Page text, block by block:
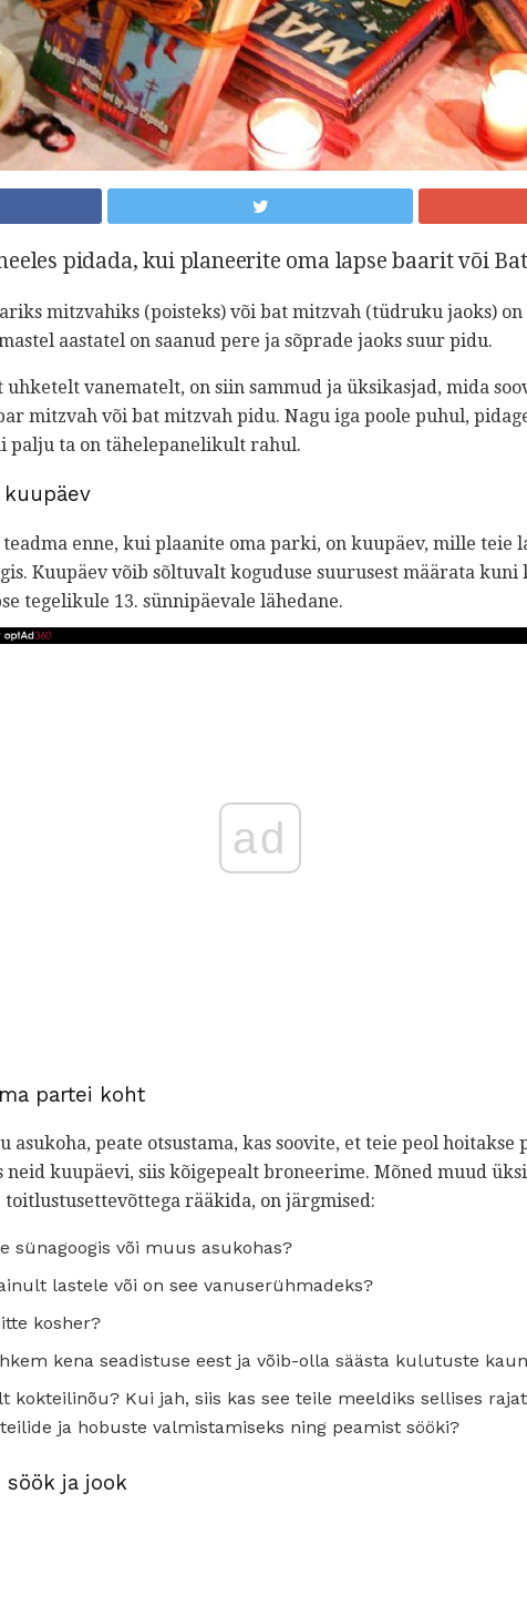
pidada, kui planeerite oma lapse baarit või
mitzvahiks (poisteks) või bat mitzvah (tüdruku jaoks)
aastatel on saanud pere ja sõprade jaoks suur pidu.
vanematelt, on siin sammud ja üksikasjad, mida
mitzvah või bat mitzvah pidu. Nagu iga poole puhul,
palju ta on tähelepanelikult rahul.
kuupäev
teadma enne, kui plaanite oma parki, on kuupäev, mille teie
Kuupäev võib sõltuvalt koguduse suurusest määrata kuni
tegelikule 13. sünnipäevale lähedane.
ad
partei koht
asukoha, peate otsustama, kas soovite, et teie peol hoitakse
neid kuupäevi, siis kõigepealt broneerime. Mõned muud
toitlustusettevõttega rääkida, on järgmised:
sünagoogis või muus asukohas?
lastele või on see vanuserühmadeks?
kosher?
kena seadistuse eest ja võib-olla säästa kulutuste
kokteilinõu? Kui jah, siis kas see teile meeldiks sellises
ja hobuste valmistamiseks ning peamist sööki?
söök ja jook